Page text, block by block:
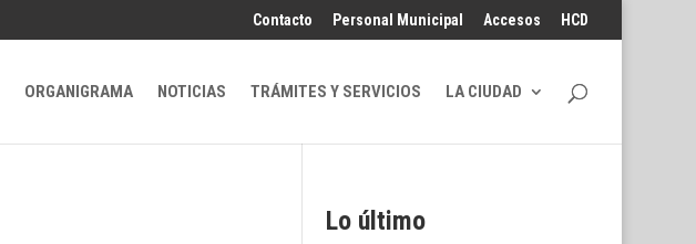
Contacto Personal Municipal Accesos HCD
ORGANIGRAMA NOTICIAS TRÁMITES Y SERVICIOS LA CIUDAD
Lo último